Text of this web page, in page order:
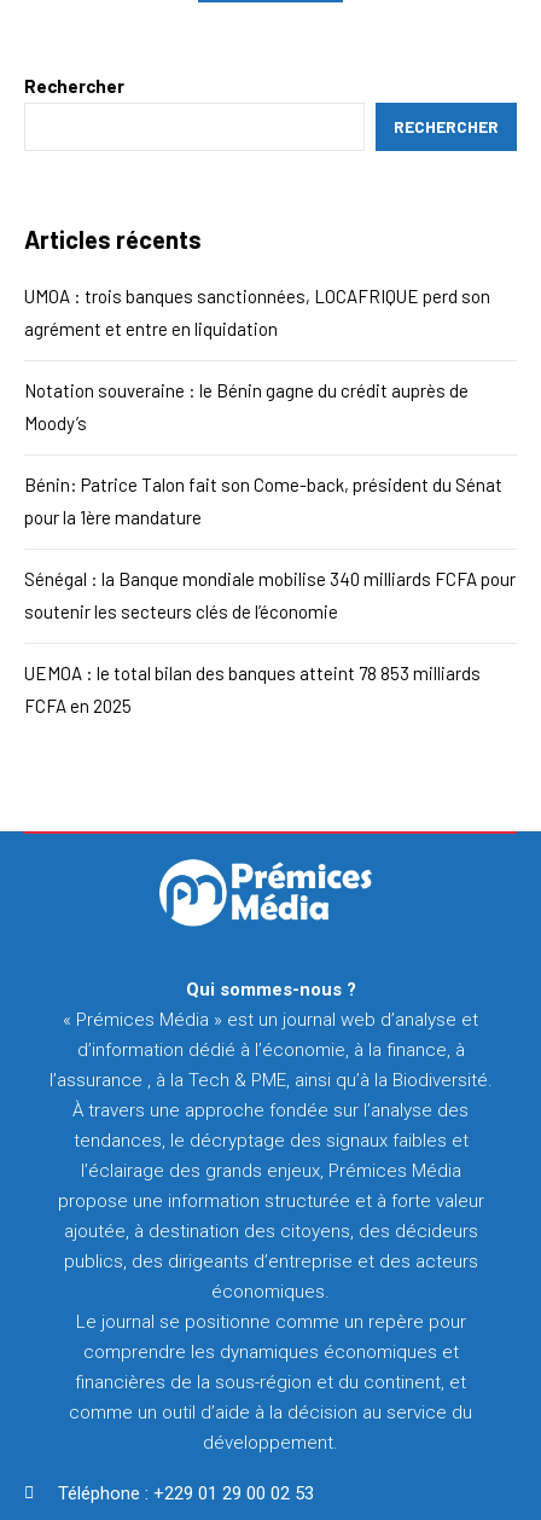
Rechercher
RECHERCHER
Articles récents
UMOA : trois banques sanctionnées, LOCAFRIQUE perd son
agrément et entre en liquidation
Notation souveraine : le Bénin gagne du crédit auprès de
Moody’s
Bénin: Patrice Talon fait son Come-back, président du Sénat
pour la 1ère mandature
Sénégal : la Banque mondiale mobilise 340 milliards FCFA pour
soutenir les secteurs clés de l’économie
UEMOA : le total bilan des banques atteint 78 853 milliards
FCFA en 2025
Qui sommes-nous ?
« Prémices Média » est un journal web d’analyse et
d’information dédié à l’économie, à la finance, à
l’assurance , à la Tech & PME, ainsi qu’à la Biodiversité.
À travers une approche fondée sur l’analyse des
tendances, le décryptage des signaux faibles et
l’éclairage des grands enjeux, Prémices Média
propose une information structurée et à forte valeur
ajoutée, à destination des citoyens, des décideurs
publics, des dirigeants d’entreprise et des acteurs
économiques.
Le journal se positionne comme un repère pour
comprendre les dynamiques économiques et
financières de la sous-région et du continent, et
comme un outil d’aide à la décision au service du
développement.
Téléphone : +229 01 29 00 02 53